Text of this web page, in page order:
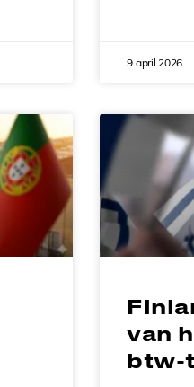
9 april 2026
van
btw-